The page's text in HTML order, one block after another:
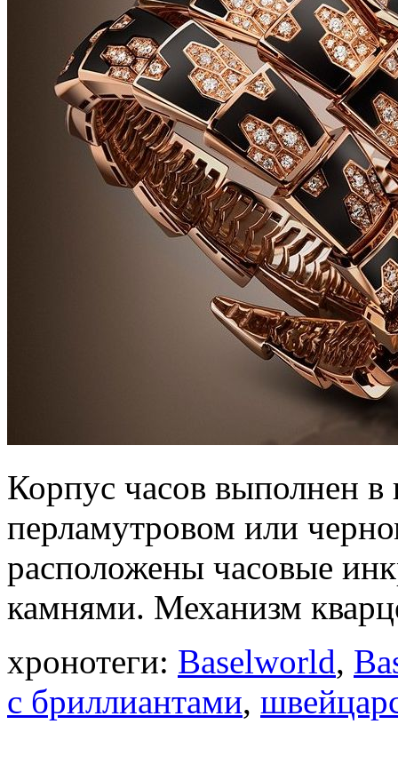
Корпус часов выполнен
перламутровом или
расположены часовые
камнями. Механизм
хронотеги: Baselworld,
с бриллиантами,